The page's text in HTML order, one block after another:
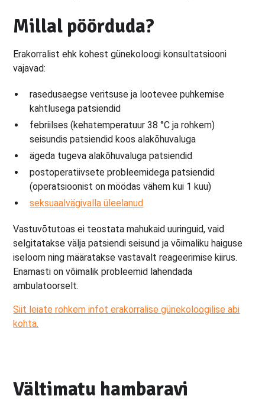
Millal pöörduda?
Erakorralist ehk kohest günekoloogi konsultatsiooni
vajavad:
rasedusaegse veritsuse ja lootevee puhkemise
kahtlusega patsiendid
febriilses (kehatemperatuur 38 °C ja rohkem)
seisundis patsiendid koos alakõhuvaluga
ägeda tugeva alakõhuvaluga patsiendid
postoperatiivsete probleemidega patsiendid
(operatsioonist on möödas vähem kui 1 kuu)
seksuaalvägivalla üleelanud
Vastuvõtutoas ei teostata mahukaid uuringuid, vaid
selgitatakse välja patsiendi seisund ja võimaliku haiguse
iseloom ning määratakse vastavalt reageerimise kiirus.
Enamasti on võimalik probleemid lahendada
ambulatoorselt.
Siit leiate rohkem infot erakorralise günekoloogilise abi
kohta.
Vältimatu hambaravi